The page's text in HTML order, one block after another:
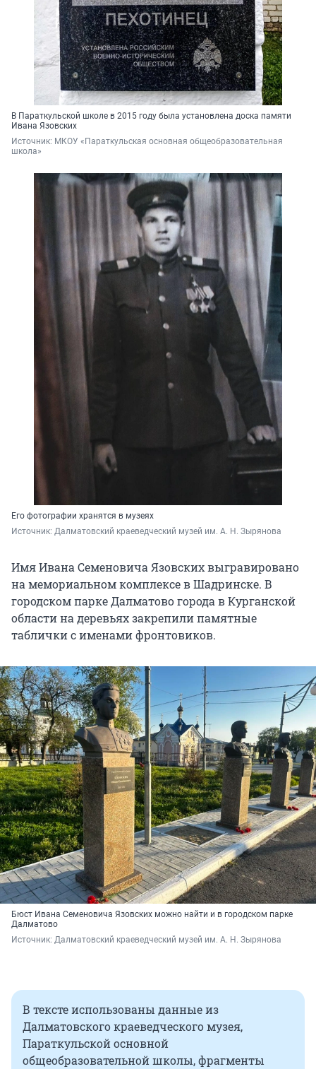
В Параткульской школе в 2015 году была установлена доска памяти
Ивана Язовских
Источник: МКОУ «Параткульская основная общеобразовательная
школа»
Его фотографии хранятся в музеях
Источник: Далматовский краеведческий музей им. А. Н. Зырянова
Имя Ивана Семеновича Язовских выгравировано
на мемориальном комплексе в Шадринске. В
городском парке Далматово города в Курганской
области на деревьях закрепили памятные
таблички с именами фронтовиков.
Бюст Ивана Семеновича Язовских можно найти и в городском парке
Далматово
Источник: Далматовский краеведческий музей им. А. Н. Зырянова
В тексте использованы данные из
Далматовского краеведческого музея,
Параткульской основной
общеобразовательной школы, фрагменты